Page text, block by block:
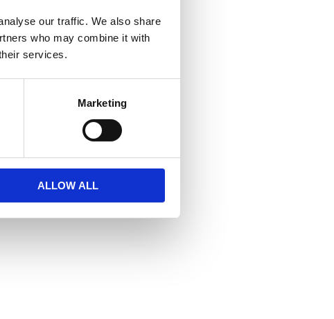
our traffic. We also share
who may combine it with
services.
Marketing
ALLOW ALL